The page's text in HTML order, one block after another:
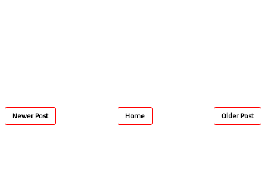
Newer Post Older Post
Home